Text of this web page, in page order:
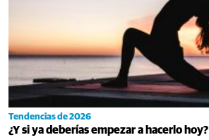
Tendencias de 2026
¿Y si ya deberías empezar a hacerlo hoy?